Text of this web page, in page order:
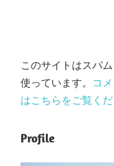
このサイトはスパ
使っています。 コ
はこちらをご覧く
Profile